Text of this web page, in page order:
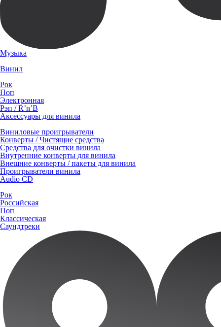
Музыка
Винил
Рок
Поп
Электронная
Рэп / R’n’B
Аксессуары для винила
Виниловые проигрыватели
Конверты / Чистящие средства
Средства для очистки винила
Внутренние конверты для винила
Внешние конверты / пакеты для винила
Проигрыватели винила
Audio CD
Рок
Российская
Поп
Классическая
Саундтреки